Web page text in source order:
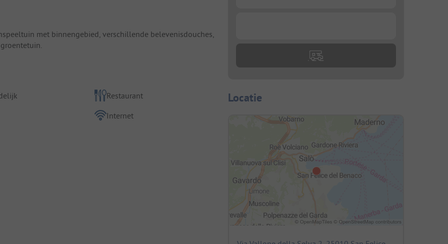
met binnengebied, verschillende belevenisdouches,
Restaurant
Internet
Locatie